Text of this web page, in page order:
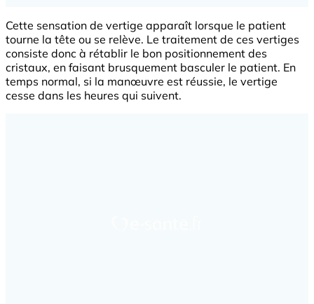
Cette sensation de vertige apparaît lorsque le patient
tourne la tête ou se relève. Le traitement de ces vertiges
consiste donc à rétablir le bon positionnement des
cristaux, en faisant brusquement basculer le patient. En
temps normal, si la manœuvre est réussie, le vertige
cesse dans les heures qui suivent.